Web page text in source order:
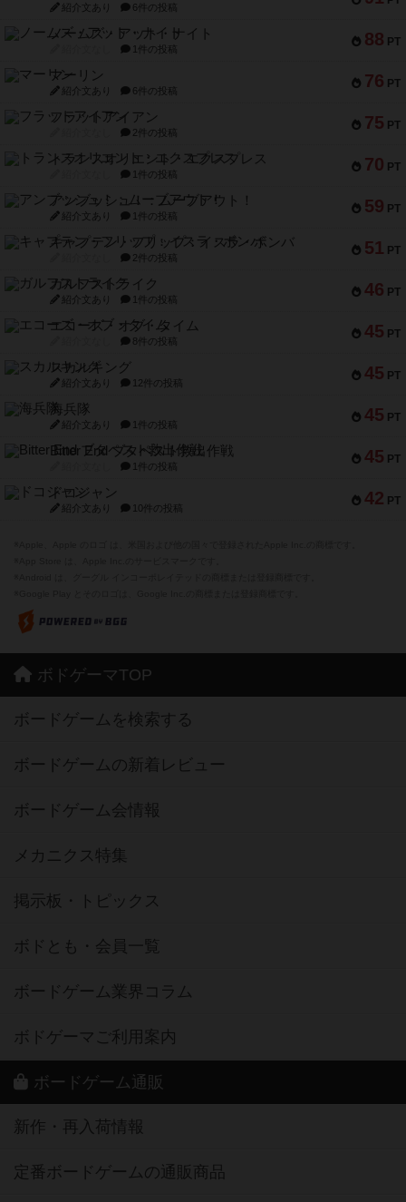
紹介文あり 6件の投稿
88 PT
ノームズ・アット・ナイト
1件の投稿
76 PT
マーリン
紹介文あり 6件の投稿
75 PT
フラットアイアン
2件の投稿
70 PT
トランスオリエント・エクスプレス
1件の投稿
59 PT
アンブッシュ！：ムーブアウト！
紹介文あり 1件の投稿
51 PT
キャプテン・フリップ：イスラ・ボンバ
2件の投稿
46 PT
ガルフストライク
紹介文あり 1件の投稿
45 PT
エコーズ・オブ・タイム
8件の投稿
45 PT
スカルキング
紹介文あり 12件の投稿
45 PT
海兵隊
紹介文あり 1件の投稿
45 PT
Bitter End ブタペスト救出作戦
1件の投稿
42 PT
ドコジャン
紹介文あり 10件の投稿
ボドゲーマTOP
ボードゲームを検索する
ボードゲームの新着レビュー
ボードゲーム会情報
メカニクス特集
掲示板・トピックス
ボドとも・会員一覧
ボードゲーム業界コラム
ボドゲーマご利用案内
ボードゲーム通販
新作・再入荷情報
定番ボードゲームの通販商品